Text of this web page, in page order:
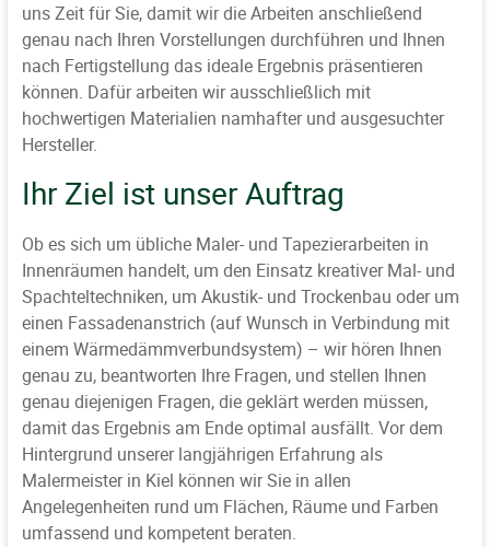
uns Zeit für Sie, damit wir die Arbeiten anschließend
genau nach Ihren Vorstellungen durchführen und Ihnen
nach Fertigstellung das ideale Ergebnis präsentieren
können. Dafür arbeiten wir ausschließlich mit
hochwertigen Materialien namhafter und ausgesuchter
Hersteller.
Ihr Ziel ist unser Auftrag
Ob es sich um übliche Maler- und Tapezierarbeiten in
Innenräumen handelt, um den Einsatz kreativer Mal- und
Spachteltechniken, um Akustik- und Trockenbau oder um
einen Fassadenanstrich (auf Wunsch in Verbindung mit
einem Wärmedämmverbundsystem) – wir hören Ihnen
genau zu, beantworten Ihre Fragen, und stellen Ihnen
genau diejenigen Fragen, die geklärt werden müssen,
damit das Ergebnis am Ende optimal ausfällt. Vor dem
Hintergrund unserer langjährigen Erfahrung als
Malermeister in Kiel können wir Sie in allen
Angelegenheiten rund um Flächen, Räume und Farben
umfassend und kompetent beraten.